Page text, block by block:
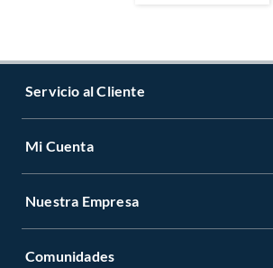
Servicio al Cliente
Contáctanos
Tiendas y horarios
Mi Cuenta
Registrate
Nuestra Empresa
Sobre Nosotros
Comunidades